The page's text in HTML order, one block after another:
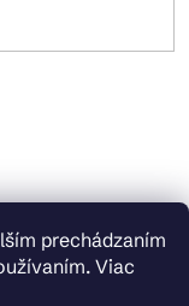
prechádzaním
Viac
Pracovné dni od
914 399 399